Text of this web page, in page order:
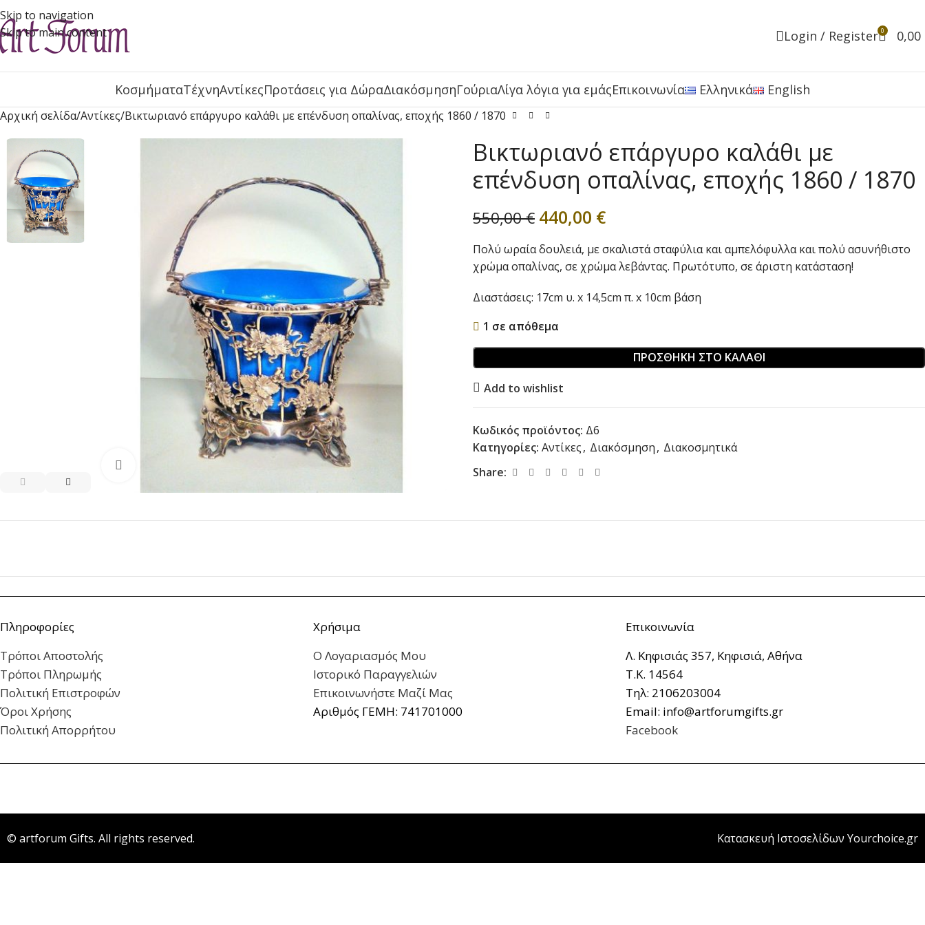
Skip to navigation
Skip to main content
Login / Register 0 0,00
ΚοσμήματαΤέχνηΑντίκεςΠροτάσεις για ΔώραΔιακόσμησηΓούριαΛίγα λόγια για εμάςΕπικοινωνία Ελληνικά English
Αρχική σελίδα Αντίκες Βικτωριανό επάργυρο καλάθι με επένδυση οπαλίνας, εποχής 1860 / 1870
Βικτωριανό επάργυρο καλάθι με
επένδυση οπαλίνας, εποχής 1860 / 1870
550,00€ 440,00 €
Πολύ ωραία δουλειά, με σκαλιστά σταφύλια και αμπελόφυλλα και πολύ ασυνήθιστο
χρώμα οπαλίνας, σε χρώμα λεβάντας. Πρωτότυπο, σε άριστη κατάσταση!
Διαστάσεις: 17cm υ. x 14,5cm π. x 10cm βάση
1 σε απόθεμα
ΠΡΟΣΘΉΚΗ ΣΤΟ ΚΑΛΆΘΙ
Add to wishlist
Κωδικός προϊόντος: Δ6
Κατηγορίες: Αντίκες, Διακόσμηση, Διακοσμητικά
Share:
Πληροφορίες
Τρόποι Αποστολής
Τρόποι Πληρωμής
Πολιτική Επιστροφών
Όροι Χρήσης
Πολιτική Απορρήτου
Χρήσιμα
Ο Λογαριασμός Μου
Ιστορικό Παραγγελιών
Επικοινωνήστε Μαζί Μας
Αριθμός ΓΕΜΗ: 741701000
Επικοινωνία
Λ. Κηφισιάς 357, Κηφισιά, Αθήνα
Τ.Κ. 14564
Τηλ: 2106203004
Email: info@artforumgifts.gr
Facebook
© artforum Gifts. All rights reserved. Κατασκευή Ιστοσελίδων Yourchoice.gr